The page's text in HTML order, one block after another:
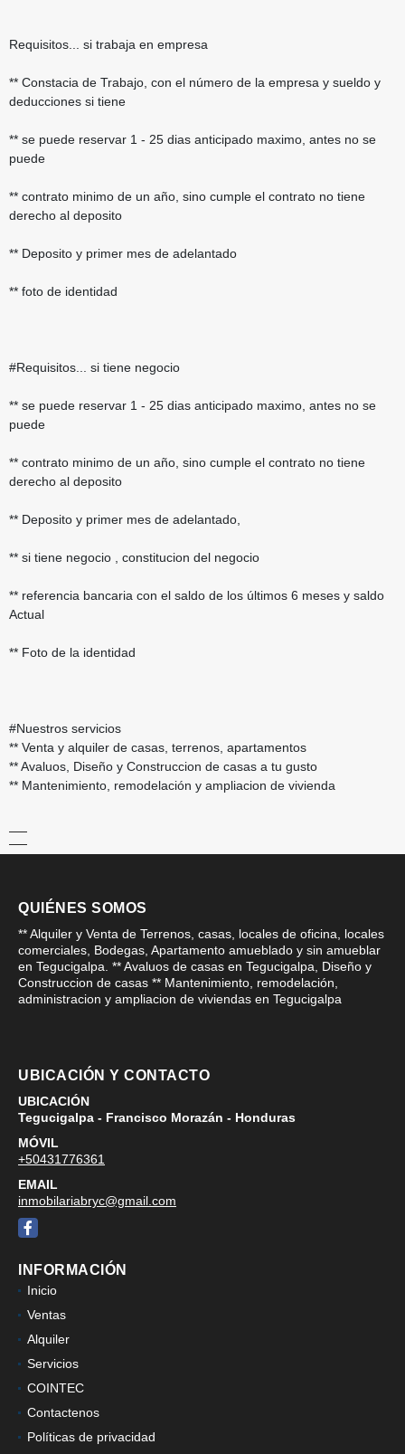
Requisitos... si trabaja en empresa
** Constacia de Trabajo, con el número de la empresa y sueldo y
deducciones si tiene
** se puede reservar 1 - 25 dias anticipado maximo, antes no se
puede
** contrato minimo de un año, sino cumple el contrato no tiene
derecho al deposito
** Deposito y primer mes de adelantado
** foto de identidad
#Requisitos... si tiene negocio
** se puede reservar 1 - 25 dias anticipado maximo, antes no se
puede
** contrato minimo de un año, sino cumple el contrato no tiene
derecho al deposito
** Deposito y primer mes de adelantado,
** si tiene negocio , constitucion del negocio
** referencia bancaria con el saldo de los últimos 6 meses y saldo
Actual
** Foto de la identidad
#Nuestros servicios
** Venta y alquiler de casas, terrenos, apartamentos
** Avaluos, Diseño y Construccion de casas a tu gusto
** Mantenimiento, remodelación y ampliacion de vivienda
QUIÉNES SOMOS
** Alquiler y Venta de Terrenos, casas, locales de oficina, locales
comerciales, Bodegas, Apartamento amueblado y sin amueblar
en Tegucigalpa. ** Avaluos de casas en Tegucigalpa, Diseño y
Construccion de casas ** Mantenimiento, remodelación,
administracion y ampliacion de viviendas en Tegucigalpa
UBICACIÓN Y CONTACTO
UBICACIÓN
Tegucigalpa - Francisco Morazán - Honduras
MÓVIL
+50431776361
EMAIL
inmobilariabryc@gmail.com
Facebook
INFORMACIÓN
Inicio
Ventas
Alquiler
Servicios
COINTEC
Contactenos
Políticas de privacidad